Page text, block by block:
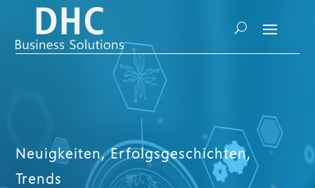
Neuigkeiten, Erfolgsgeschichten,
Trends